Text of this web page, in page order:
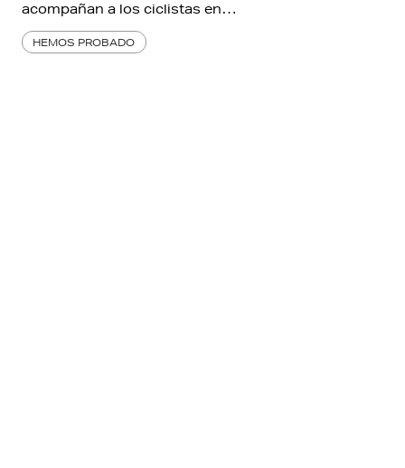
acompañan a los ciclistas en…
HEMOS PROBADO